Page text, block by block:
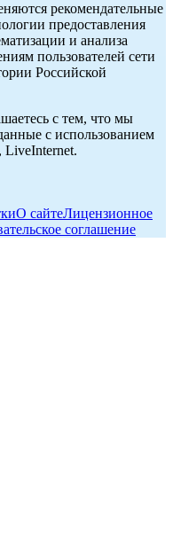
рекомендательные
предоставления
и анализа
пользователей сети
Российской
с тем, что мы
с использованием
, LiveInternet.
О сайтеЛицензионное
соглашение